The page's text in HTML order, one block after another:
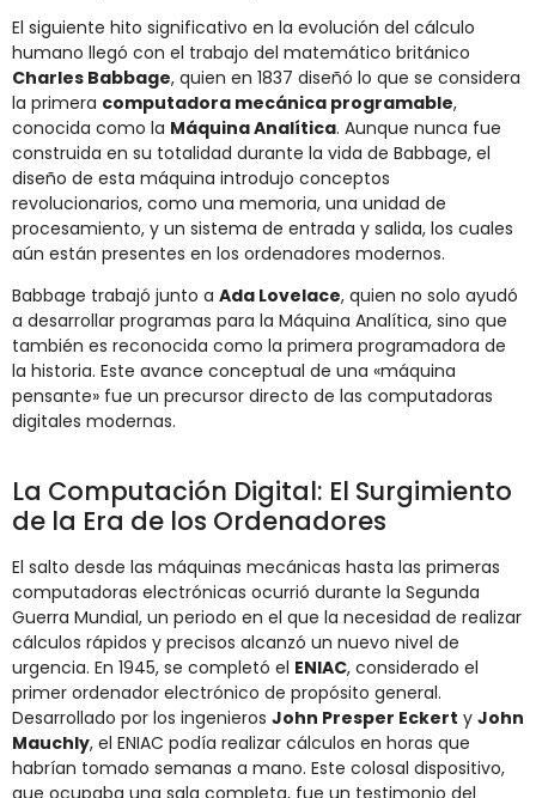
El siguiente hito significativo en la evolución del cálculo
humano llegó con el trabajo del matemático británico
Charles Babbage, quien en 1837 diseñó lo que se considera
la primera computadora mecánica programable,
conocida como la Máquina Analítica. Aunque nunca fue
construida en su totalidad durante la vida de Babbage, el
diseño de esta máquina introdujo conceptos
revolucionarios, como una memoria, una unidad de
procesamiento, y un sistema de entrada y salida, los cuales
aún están presentes en los ordenadores modernos.
Babbage trabajó junto a Ada Lovelace, quien no solo ayudó
a desarrollar programas para la Máquina Analítica, sino que
también es reconocida como la primera programadora de
la historia. Este avance conceptual de una «máquina
pensante» fue un precursor directo de las computadoras
digitales modernas.
La Computación Digital: El Surgimiento
de la Era de los Ordenadores
El salto desde las máquinas mecánicas hasta las primeras
computadoras electrónicas ocurrió durante la Segunda
Guerra Mundial, un periodo en el que la necesidad de realizar
cálculos rápidos y precisos alcanzó un nuevo nivel de
urgencia. En 1945, se completó el ENIAC, considerado el
primer ordenador electrónico de propósito general.
Desarrollado por los ingenieros John Presper Eckert y John
Mauchly, el ENIAC podía realizar cálculos en horas que
habrían tomado semanas a mano. Este colosal dispositivo,